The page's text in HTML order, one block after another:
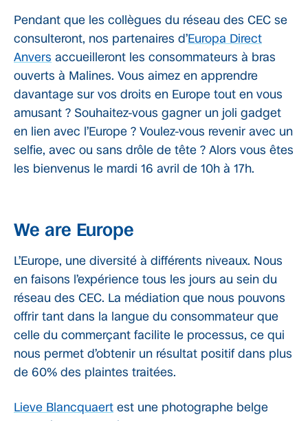
Pendant que les collègues du réseau des CEC se
consulteront, nos partenaires d’Europa Direct
Anvers accueilleront les consommateurs à bras
ouverts à Malines. Vous aimez en apprendre
davantage sur vos droits en Europe tout en vous
amusant ? Souhaitez-vous gagner un joli gadget
en lien avec l’Europe ? Voulez-vous revenir avec un
selfie, avec ou sans drôle de tête ? Alors vous êtes
les bienvenus le mardi 16 avril de 10h à 17h.
We are Europe
L’Europe, une diversité à différents niveaux. Nous
en faisons l’expérience tous les jours au sein du
réseau des CEC. La médiation que nous pouvons
offrir tant dans la langue du consommateur que
celle du commerçant facilite le processus, ce qui
nous permet d’obtenir un résultat positif dans plus
de 60% des plaintes traitées.
Lieve Blancquaert est une photographe belge